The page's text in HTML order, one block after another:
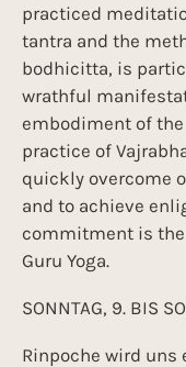
practiced
tantra and the
bodhicitta, is
wrathful
embodiment of
practice of
quickly overcome
and to achieve
commitment is
Guru Yoga.
SONNTAG, 9. BIS
Rinpoche wird uns